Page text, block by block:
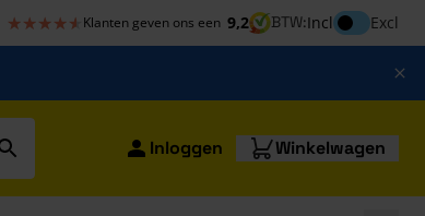
★★★★★
★★★★★ Klanten geven ons een 9,2 BTW:InclInclusief btw
Excl
Inloggen Winkelwagen